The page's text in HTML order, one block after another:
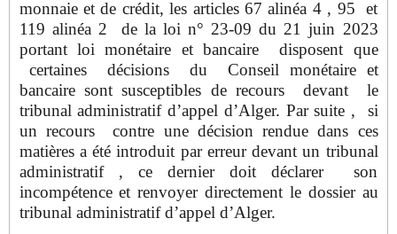
monnaie et de crédit, les articles 67 alinéa 4 , 95 et
119 alinéa 2 de la loi n° 23-09 du 21 juin 2023
portant loi monétaire et bancaire disposent que
certaines décisions du Conseil monétaire et
bancaire sont susceptibles de recours devant le
tribunal administratif d’appel d’Alger. Par suite , si
un recours contre une décision rendue dans ces
matières a été introduit par erreur devant un tribunal
administratif , ce dernier doit déclarer son
incompétence et renvoyer directement le dossier au
tribunal administratif d’appel d’Alger.